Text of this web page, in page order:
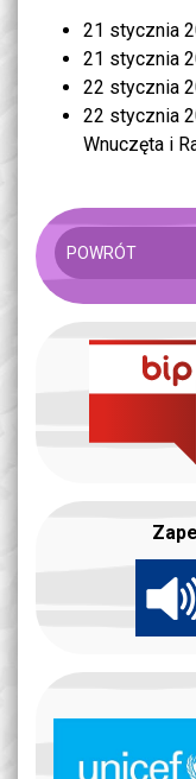
21 stycznia
21 stycznia
22 stycznia
22 stycznia
Wnuczęta i
POWRÓT